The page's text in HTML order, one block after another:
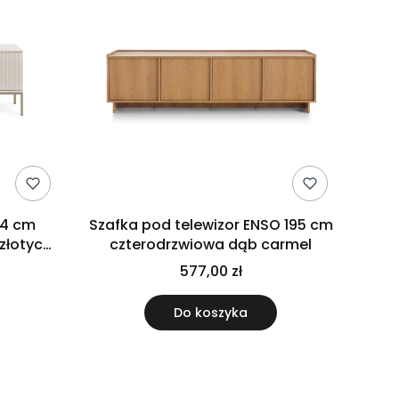
cm
Szafka pod telewizor ENSO 195 cm
czterodrzwiowa dąb carmel
577,00 zł
Do koszyka